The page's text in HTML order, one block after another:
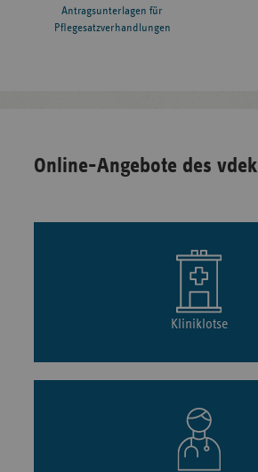
Antragsunterlagen für
Pflegesatzverhandlungen
Online-Angebote des vdek
Kliniklotse